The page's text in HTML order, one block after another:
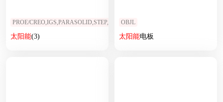
PROE/CREO,IGS,PARASOLID,STEP,STL
太阳能(3)
OBJL
太阳能电板